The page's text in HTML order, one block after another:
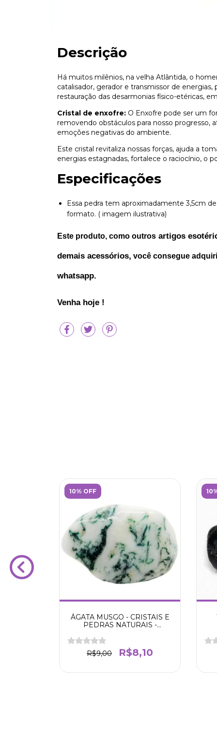
Descrição
Há muitos milênios, na velha Atlântida, o
catalisador, gerador e transmissor de
restauração das desarmonias físico-etéricas,
Cristal de enxofre: O Enxofre pode ser um
removendo obstáculos para nosso progresso,
emoções negativas do ambiente.
Este cristal revitaliza nossas forças, ajuda a
energias estagnadas, fortalece o raciocínio, o
Especificações
Essa pedra tem aproximadamente 3,5cm
formato. ( imagem ilustrativa)
Este produto, como outros artigos
demais acessórios, você consegue
whatsapp.
Venha hoje !
10% OFF
ÁGATA MUSGO - CRISTAIS E
PEDRAS NATURAIS -
FORÇA - EQUILÍBRIO
EMOCIONAL - CONEXÃO
COM A NATUREZA
R$9,00 R$8,10